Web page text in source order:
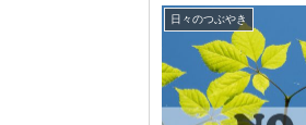
日々のつぶやき